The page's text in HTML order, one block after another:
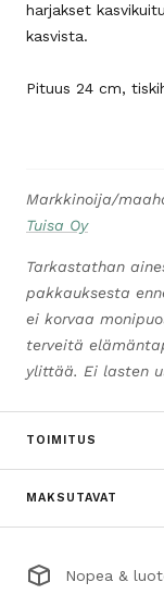
harjakset
kasvista.
Pituus 24 cm,
Markkinoija/
Tuisa Oy
Tarkastathan
pakkauksesta
ei korvaa
terveitä
ylittää. Ei lasten
TOIMITUS
MAKSUTAVAT
Nopea &